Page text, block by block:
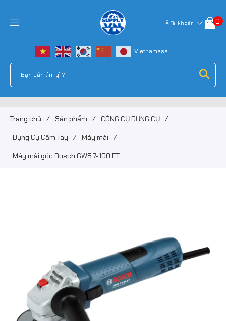
Tài khoản 0
Trang chủ / Sản phẩm / CÔNG CỤ DỤNG CỤ /
Dụng Cụ Cầm Tay / Máy mài /
Máy mài góc Bosch GWS 7-100 ET